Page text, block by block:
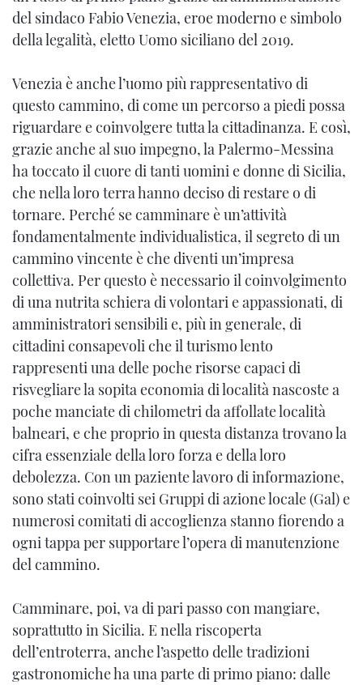
del sindaco Fabio Venezia, eroe moderno e simbolo
della legalità, eletto Uomo siciliano del 2019.
Venezia è anche l’uomo più rappresentativo di
questo cammino, di come un percorso a piedi possa
riguardare e coinvolgere tutta la cittadinanza. E così,
grazie anche al suo impegno, la Palermo-Messina
ha toccato il cuore di tanti uomini e donne di Sicilia,
che nella loro terra hanno deciso di restare o di
tornare. Perché se camminare è un’attività
fondamentalmente individualistica, il segreto di un
cammino vincente è che diventi un’impresa
collettiva. Per questo è necessario il coinvolgimento
di una nutrita schiera di volontari e appassionati, di
amministratori sensibili e, più in generale, di
cittadini consapevoli che il turismo lento
rappresenti una delle poche risorse capaci di
risvegliare la sopita economia di località nascoste a
poche manciate di chilometri da affollate località
balneari, e che proprio in questa distanza trovano la
cifra essenziale della loro forza e della loro
debolezza. Con un paziente lavoro di informazione,
sono stati coinvolti sei Gruppi di azione locale (Gal) e
numerosi comitati di accoglienza stanno fiorendo a
ogni tappa per supportare l’opera di manutenzione
del cammino.
Camminare, poi, va di pari passo con mangiare,
soprattutto in Sicilia. E nella riscoperta
dell’entroterra, anche l’aspetto delle tradizioni
gastronomiche ha una parte di primo piano: dalle